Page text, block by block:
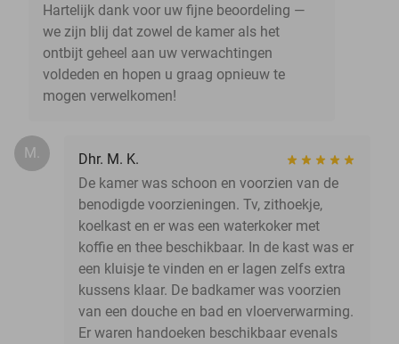
Hartelijk dank voor uw fijne beoordeling —
we zijn blij dat zowel de kamer als het
ontbijt geheel aan uw verwachtingen
voldeden en hopen u graag opnieuw te
mogen verwelkomen!
M.
Dhr. M. K.
De kamer was schoon en voorzien van de
benodigde voorzieningen. Tv, zithoekje,
koelkast en er was een waterkoker met
koffie en thee beschikbaar. In de kast was er
een kluisje te vinden en er lagen zelfs extra
kussens klaar. De badkamer was voorzien
van een douche en bad en vloerverwarming.
Er waren handoeken beschikbaar evenals